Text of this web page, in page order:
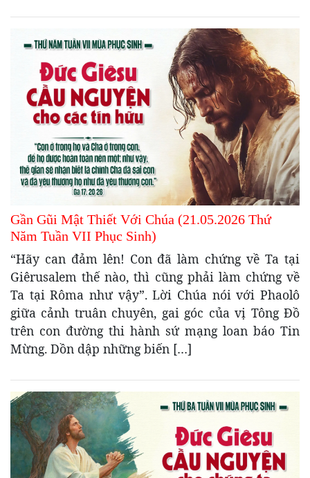
Gần Gũi Mật Thiết Với Chúa (21.05.2026 Thứ
Năm Tuần VII Phục Sinh)
“Hãy can đảm lên! Con đã làm chứng về Ta tại
Giêrusalem thế nào, thì cũng phải làm chứng về
Ta tại Rôma như vậy”. Lời Chúa nói với Phaolô
giữa cảnh truân chuyên, gai góc của vị Tông Đồ
trên con đường thi hành sứ mạng loan báo Tin
Mừng. Dồn dập những biến […]